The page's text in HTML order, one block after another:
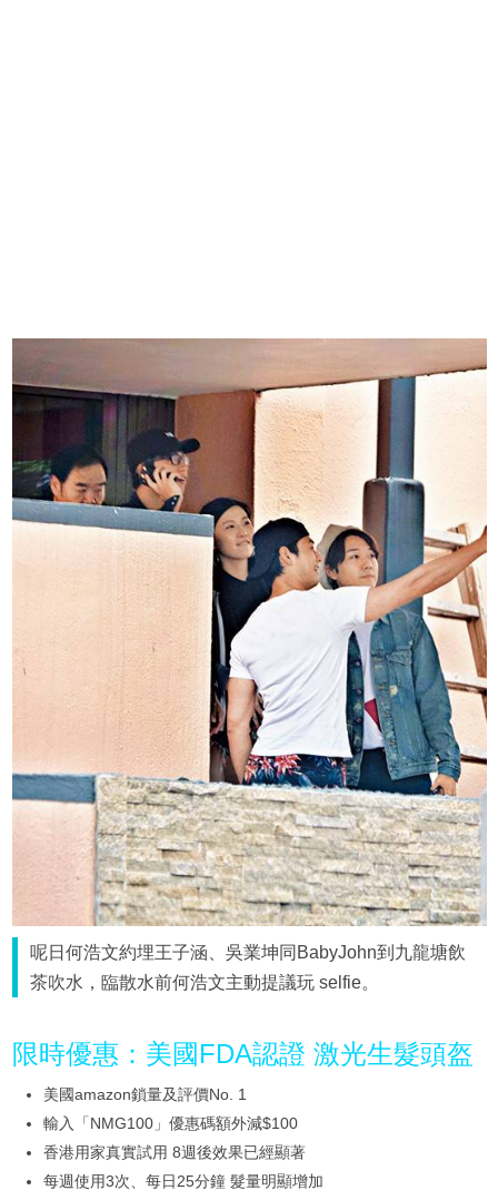
呢日何浩文約埋王子涵、吳業坤同BabyJohn到九龍塘飲
茶吹水，臨散水前何浩文主動提議玩 selfie。
限時優惠：美國FDA認證 激光生髮頭盔
美國amazon鎖量及評價No. 1
輸入「NMG100」優惠碼額外減$100
香港用家真實試用 8週後效果已經顯著
每週使用3次、每日25分鐘 髮量明顯增加